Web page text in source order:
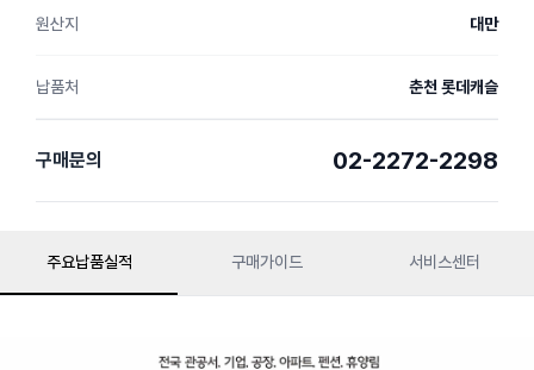
원산지 대만
납품처 춘천 롯데캐슬
구매문의 02-2272-2298
주요납품실적 구매가이드 서비스센터